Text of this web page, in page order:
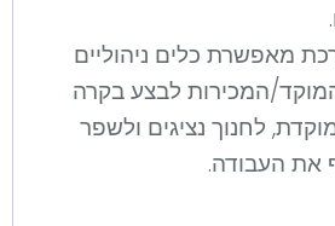
מאפשרת כלים ניהוליים
המכירות לבצע בקרה
לחנוך נציגים ולשפר
את העבודה.